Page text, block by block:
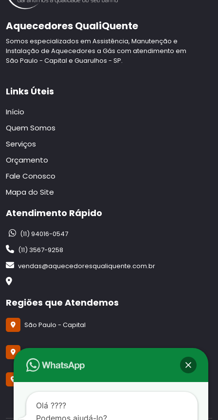
Aquecedores QualiQuente
Somos especializados em Assistência, Manutenção e
Instalação de Aquecedores a Gás com atendimento em
São Paulo - Capital e Guarulhos - SP.
Links Úteis
Início
Quem Somos
Serviços
Orçamento
Fale Conosco
Mapa do Site
Atendimento Rápido
(11) 94016-0547
(11) 3567-9258
vendas@aquecedoresqualiquente.com.br
Regiões que Atendemos
São Paulo - Capital
Guarulhos -SP
Olá ????
Podemos ajudá-lo?